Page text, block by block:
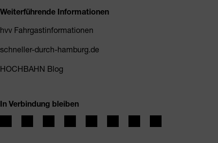
Weiterführende Informationen
hvv Fahrgastinformationen
schneller-durch-hamburg.de
HOCHBAHN Blog
In Verbindung bleiben